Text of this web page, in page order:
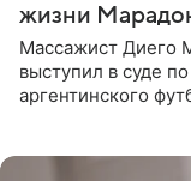
жизни
Массажист Диего
выступил в суде
аргентинского